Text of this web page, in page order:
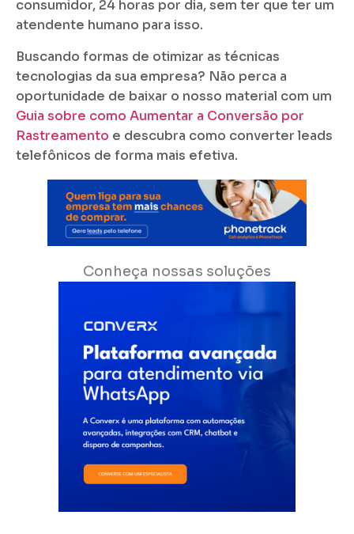
consumidor, 24 horas por dia, sem ter que ter um
atendente humano para isso.
Buscando formas de otimizar as técnicas
tecnologias da sua empresa? Não perca a
oportunidade de baixar o nosso material com um
Guia sobre como Aumentar a Conversão por
Rastreamento e descubra como converter leads
telefônicos de forma mais efetiva.
Conheça nossas soluções